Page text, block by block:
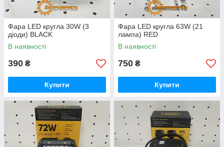
Фара LED кругла 30W (3
діоди) BLACK
В наявності
390 ₴
Купити
Фара LED кругла 63W (21
лампа) RED
В наявності
750 ₴
Купити